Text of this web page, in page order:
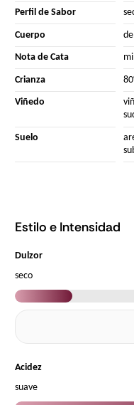
Perfil de Sabor
Cuerpo
Nota de Cata
Crianza
Viñedo
Suelo
Estilo e Intensidad
Dulzor
seco
Acidez
suave